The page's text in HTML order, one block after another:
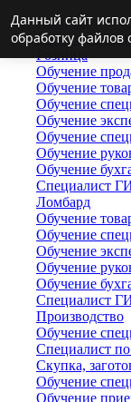
Главная
Розница
Обучение
Обучение
Обучение
Обучение
Обучение
Обучение
Обучение
Специалист
Ломбард
Обучение
Обучение
Обучение
Обучение
Обучение
Специалист
Производство
Обучение
Специалист
Скупка,
Обучение
Обучение
Данный сайт
обработку файлов